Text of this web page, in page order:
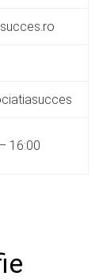
16:00